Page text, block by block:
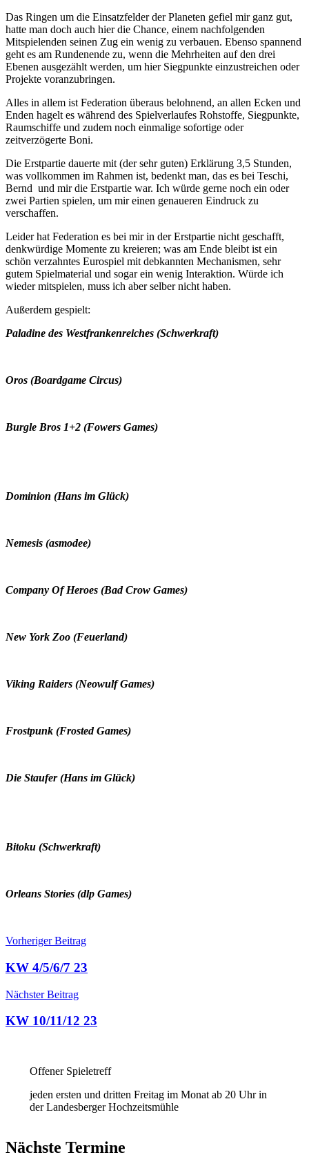
Das Ringen um die Einsatzfelder der Planeten gefiel mir ganz gut,
hatte man doch auch hier die Chance, einem nachfolgenden
Mitspielenden seinen Zug ein wenig zu verbauen. Ebenso spannend
geht es am Rundenende zu, wenn die Mehrheiten auf den drei
Ebenen ausgezählt werden, um hier Siegpunkte einzustreichen oder
Projekte voranzubringen.
Alles in allem ist Federation überaus belohnend, an allen Ecken und
Enden hagelt es während des Spielverlaufes Rohstoffe, Siegpunkte,
Raumschiffe und zudem noch einmalige sofortige oder
zeitverzögerte Boni.
Die Erstpartie dauerte mit (der sehr guten) Erklärung 3,5 Stunden,
was vollkommen im Rahmen ist, bedenkt man, das es bei Teschi,
Bernd und mir die Erstpartie war. Ich würde gerne noch ein oder
zwei Partien spielen, um mir einen genaueren Eindruck zu
verschaffen.
Leider hat Federation es bei mir in der Erstpartie nicht geschafft,
denkwürdige Momente zu kreieren; was am Ende bleibt ist ein
schön verzahntes Eurospiel mit debkannten Mechanismen, sehr
gutem Spielmaterial und sogar ein wenig Interaktion. Würde ich
wieder mitspielen, muss ich aber selber nicht haben.
Außerdem gespielt:
Paladine des Westfrankenreiches (Schwerkraft)
Oros (Boardgame Circus)
Burgle Bros 1+2 (Fowers Games)
Dominion (Hans im Glück)
Nemesis (asmodee)
Company Of Heroes (Bad Crow Games)
New York Zoo (Feuerland)
Viking Raiders (Neowulf Games)
Frostpunk (Frosted Games)
Die Staufer (Hans im Glück)
Bitoku (Schwerkraft)
Orleans Stories (dlp Games)
Beitragsnavigation
Vorheriger Beitrag
KW 4/5/6/7 23
Nächster Beitrag
KW 10/11/12 23
Offener Spieletreff
jeden ersten und dritten Freitag im Monat ab 20 Uhr in
der Landesberger Hochzeitsmühle
Nächste Termine